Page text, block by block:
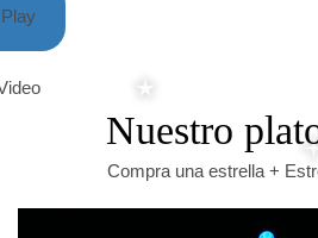
Play
Nuestro
Compra una estrella +